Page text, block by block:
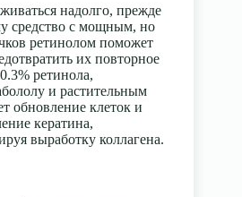
надолго, прежде
средство с мощным, но
ретинолом поможет
их повторное
ретинола,
и растительным
обновление клеток и
кератина,
выработку коллагена.